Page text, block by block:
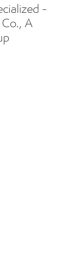
-
A